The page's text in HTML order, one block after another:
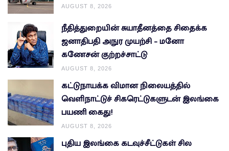
AUGUST 8, 2026
நீதித்துறையின் சுயாதீனத்தை சிதைக்க
ஜனாதிபதி அநுர முயற்சி – மனோ
கணேசன் குற்றச்சாட்டு
AUGUST 8, 2026
கட்டுநாயக்க விமான நிலையத்தில்
வெளிநாட்டுச் சிகரெட்டுகளுடன் இலங்கை
பயணி கைது!
AUGUST 8, 2026
புதிய இலங்கை கடவுச்சீட்டுகள் சில